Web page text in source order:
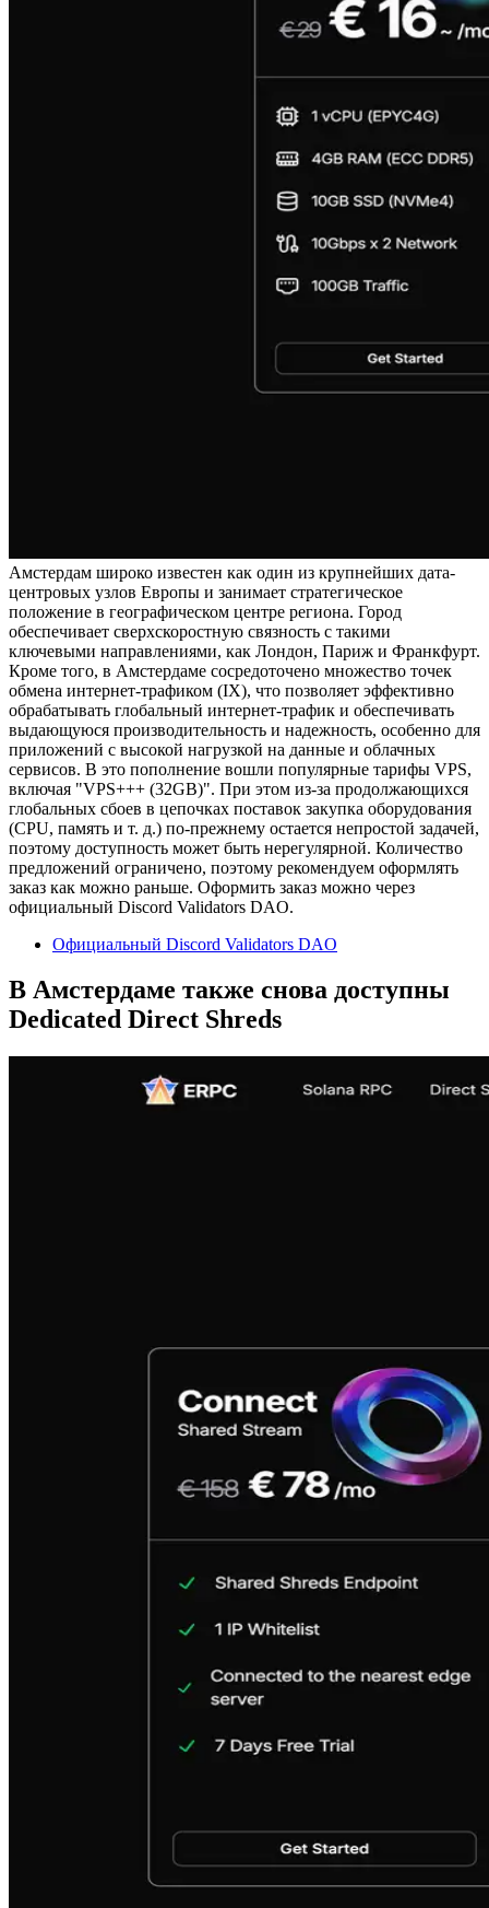
Амстердам широко известен как один из крупнейших дата-
центровых узлов Европы и занимает стратегическое
положение в географическом центре региона. Город
обеспечивает сверхскоростную связность с такими
ключевыми направлениями, как Лондон, Париж и Франкфурт.
Кроме того, в Амстердаме сосредоточено множество точек
обмена интернет-трафиком (IX), что позволяет эффективно
обрабатывать глобальный интернет-трафик и обеспечивать
выдающуюся производительность и надежность, особенно для
приложений с высокой нагрузкой на данные и облачных
сервисов. В это пополнение вошли популярные тарифы VPS,
включая "VPS+++ (32GB)". При этом из-за продолжающихся
глобальных сбоев в цепочках поставок закупка оборудования
(CPU, память и т. д.) по-прежнему остается непростой задачей,
поэтому доступность может быть нерегулярной. Количество
предложений ограничено, поэтому рекомендуем оформлять
заказ как можно раньше. Оформить заказ можно через
официальный Discord Validators DAO.
Официальный Discord Validators DAO
В Амстердаме также снова доступны
Dedicated Direct Shreds